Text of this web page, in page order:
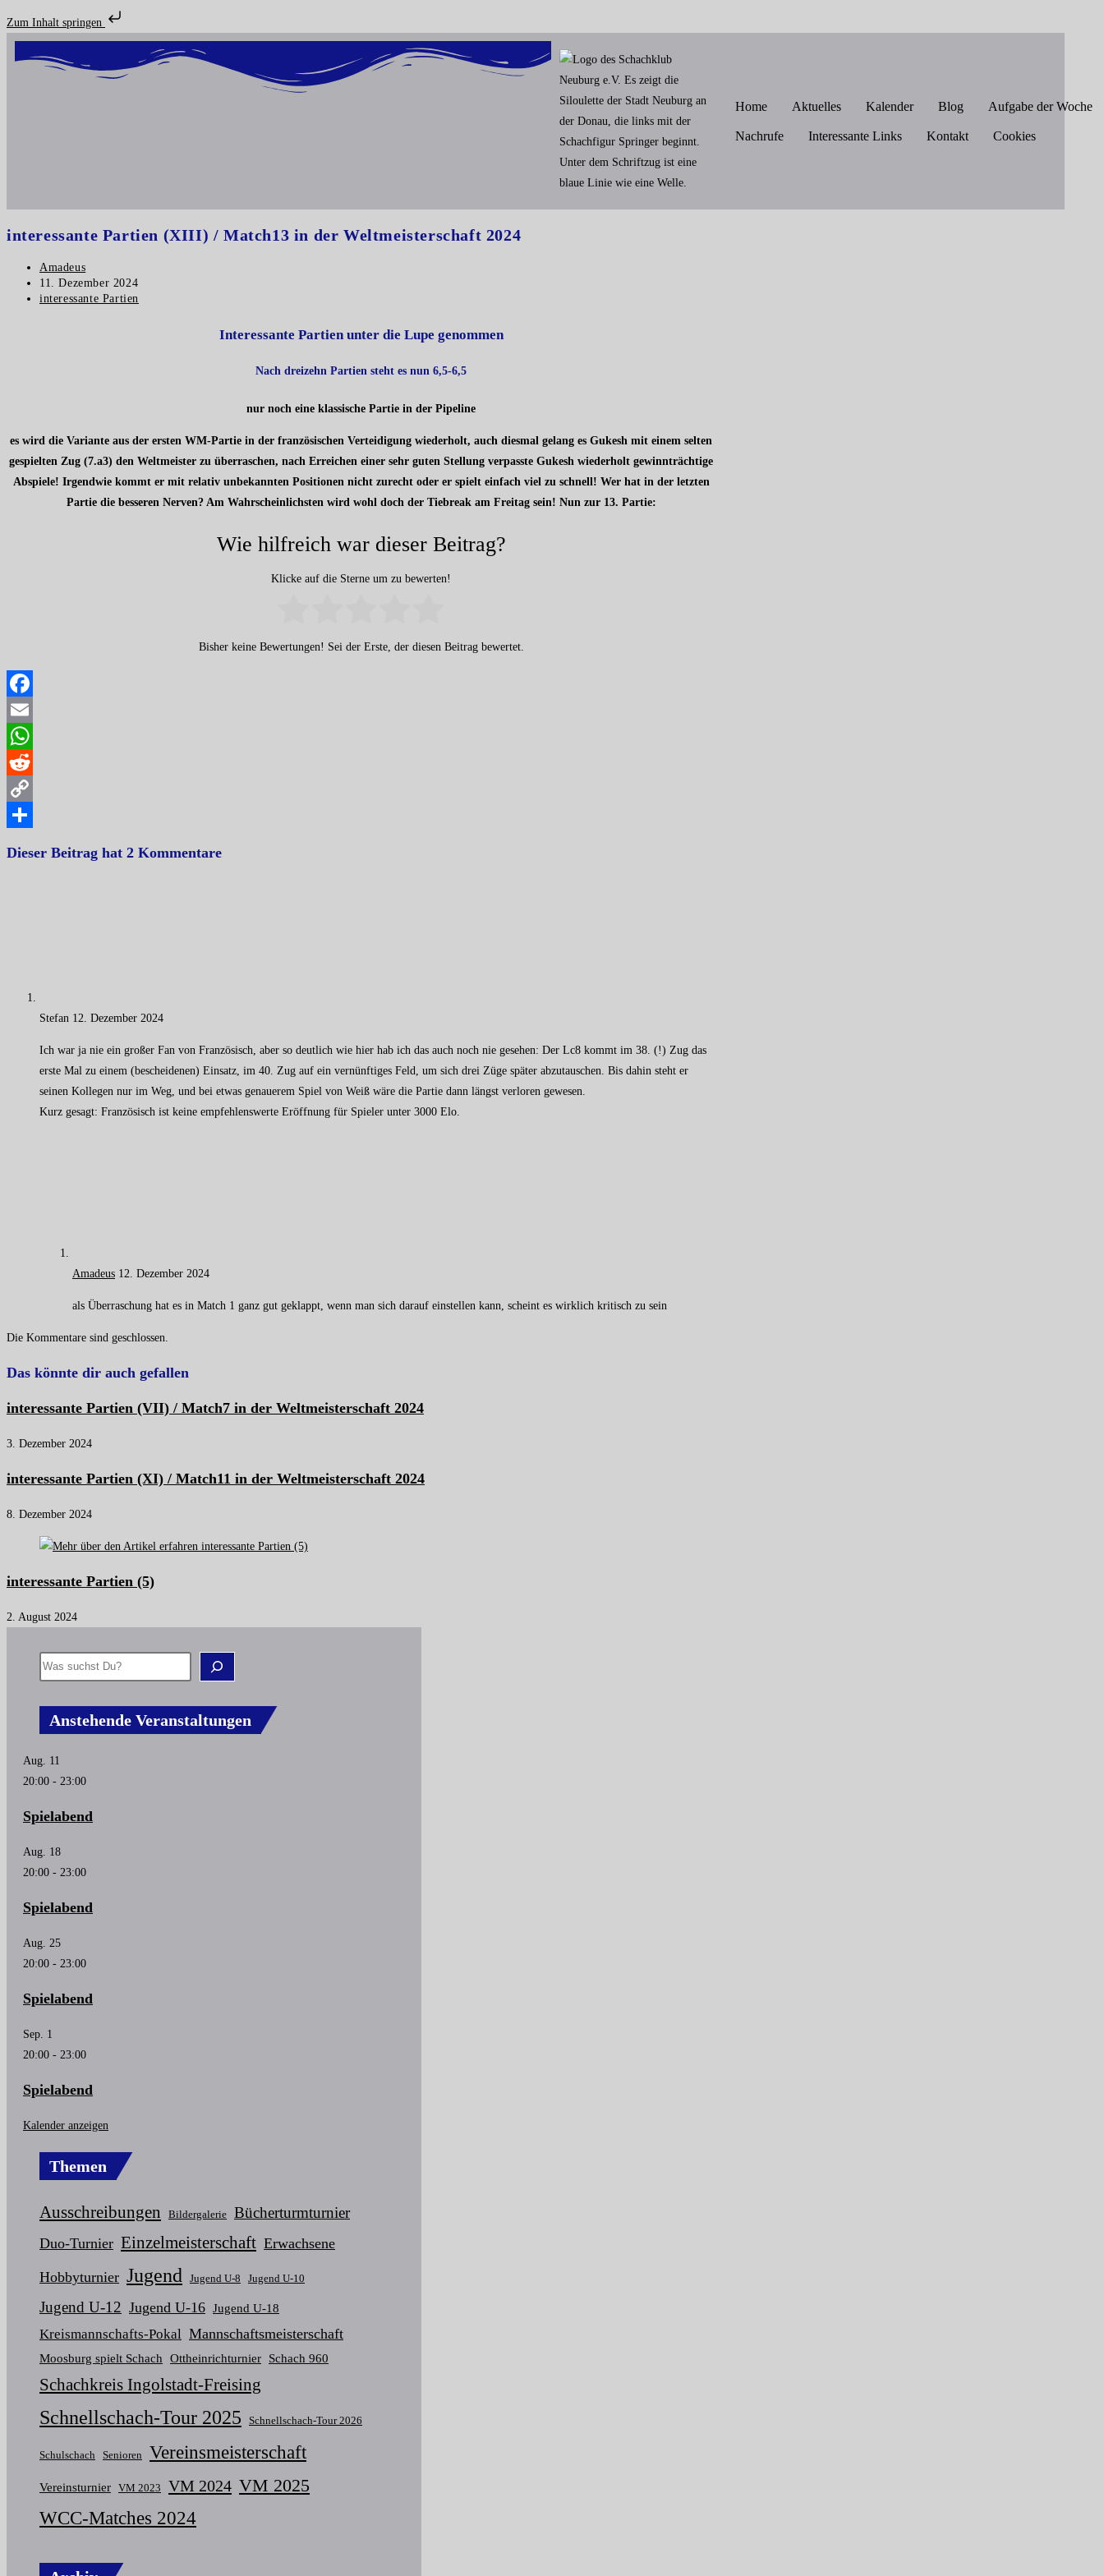
Zum Inhalt springen
Home Aktuelles Kalender Blog Aufgabe der Woche
Nachrufe Interessante Links Kontakt Cookies
interessante Partien (XIII) / Match13 in der Weltmeisterschaft 2024
Amadeus
11. Dezember 2024
interessante Partien
Interessante Partien unter die Lupe genommen
Nach dreizehn Partien steht es nun 6,5-6,5
nur noch eine klassische Partie in der Pipeline
es wird die Variante aus der ersten WM-Partie in der französischen Verteidigung wiederholt, auch diesmal gelang es Gukesh mit einem selten
gespielten Zug (7.a3) den Weltmeister zu überraschen, nach Erreichen einer sehr guten Stellung verpasste Gukesh wiederholt gewinnträchtige
Abspiele! Irgendwie kommt er mit relativ unbekannten Positionen nicht zurecht oder er spielt einfach viel zu schnell! Wer hat in der letzten
Partie die besseren Nerven? Am Wahrscheinlichsten wird wohl doch der Tiebreak am Freitag sein! Nun zur 13. Partie:
Wie hilfreich war dieser Beitrag?
Klicke auf die Sterne um zu bewerten!
Bisher keine Bewertungen! Sei der Erste, der diesen Beitrag bewertet.
Facebook
Email
WhatsApp
Reddit
Copy
Dieser Beitrag hat 2 Kommentare
Stefan 12. Dezember 2024
Ich war ja nie ein großer Fan von Französisch, aber so deutlich wie hier hab ich das auch noch nie gesehen: Der Lc8 kommt im 38. (!) Zug das
erste Mal zu einem (bescheidenen) Einsatz, im 40. Zug auf ein vernünftiges Feld, um sich drei Züge später abzutauschen. Bis dahin steht er
seinen Kollegen nur im Weg, und bei etwas genauerem Spiel von Weiß wäre die Partie dann längst verloren gewesen.
Kurz gesagt: Französisch ist keine empfehlenswerte Eröffnung für Spieler unter 3000 Elo.
Amadeus 12. Dezember 2024
als Überraschung hat es in Match 1 ganz gut geklappt, wenn man sich darauf einstellen kann, scheint es wirklich kritisch zu sein
Die Kommentare sind geschlossen.
Das könnte dir auch gefallen
interessante Partien (VII) / Match7 in der Weltmeisterschaft 2024
3. Dezember 2024
interessante Partien (XI) / Match11 in der Weltmeisterschaft 2024
8. Dezember 2024
interessante Partien (5)
2. August 2024
Anstehende Veranstaltungen
Aug. 11
20:00 - 23:00
Spielabend
Aug. 18
20:00 - 23:00
Spielabend
Aug. 25
20:00 - 23:00
Spielabend
Sep. 1
20:00 - 23:00
Spielabend
Kalender anzeigen
Themen
Ausschreibungen Bildergalerie Bücherturmturnier
Duo-Turnier Einzelmeisterschaft Erwachsene
Hobbyturnier Jugend Jugend U-8 Jugend U-10
Jugend U-12 Jugend U-16 Jugend U-18
Kreismannschafts-Pokal Mannschaftsmeisterschaft
Moosburg spielt Schach Ottheinrichturnier Schach 960
Schachkreis Ingolstadt-Freising
Schnellschach-Tour 2025 Schnellschach-Tour 2026
Schulschach Senioren Vereinsmeisterschaft
Vereinsturnier VM 2023 VM 2024 VM 2025
WCC-Matches 2024